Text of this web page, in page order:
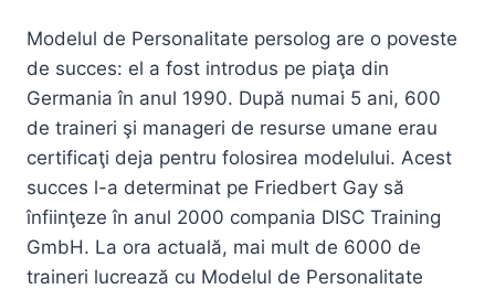
Modelul de Personalitate persolog are o poveste
de succes: el a fost introdus pe piaţa din
Germania în anul 1990. După numai 5 ani, 600
de traineri şi manageri de resurse umane erau
certificaţi deja pentru folosirea modelului. Acest
succes l-a determinat pe Friedbert Gay să
înfiinţeze în anul 2000 compania DISC Training
GmbH. La ora actuală, mai mult de 6000 de
traineri lucrează cu Modelul de Personalitate